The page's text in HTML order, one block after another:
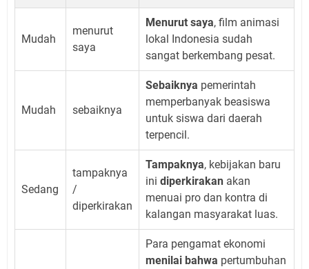
Mudah
menurut
saya
Menurut saya, film animasi
lokal Indonesia sudah
sangat berkembang pesat.
Mudah sebaiknya
Sebaiknya pemerintah
memperbanyak beasiswa
untuk siswa dari daerah
terpencil.
Sedang
tampaknya
/
diperkirakan
Tampaknya, kebijakan baru
ini diperkirakan akan
menuai pro dan kontra di
kalangan masyarakat luas.
Para pengamat ekonomi
menilai bahwa pertumbuhan